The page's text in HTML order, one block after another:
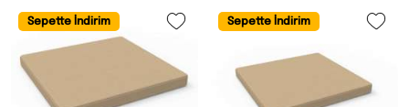
Sepette İndirim Sepette İndirim